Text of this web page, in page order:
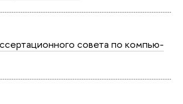
совета по ком­пью­